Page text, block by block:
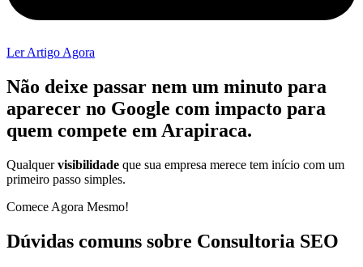
Ler Artigo Agora
Não deixe passar nem um minuto para
aparecer no Google com impacto para
quem compete em Arapiraca.
Qualquervisibilidade que sua empresa merece tem início com um
primeiro passo simples.
Comece Agora Mesmo!
Dúvidas comuns sobre Consultoria SEO